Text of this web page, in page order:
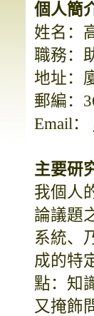
個人簡
姓名：
職務：
地址：
郵編：
Email：
主要研
我個人
論議題
系統、
成的特
點：知
又掩飾